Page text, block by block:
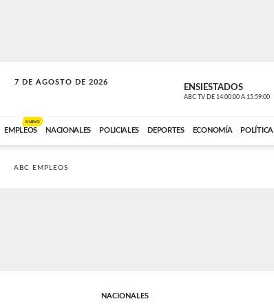
7 DE AGOSTO DE 2026
VITAMINAS ENSIESTADOS
ABC TV DE 14:00:00 A 15:59:00
EMPLEOS
NUEVO
NACIONALES POLICIALES DEPORTES ECONOMÍA POLÍTICA
ABC EMPLEOS
NACIONALES